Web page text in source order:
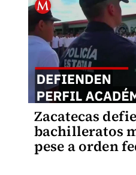
Zacatecas
bachilleratos
pese a orden